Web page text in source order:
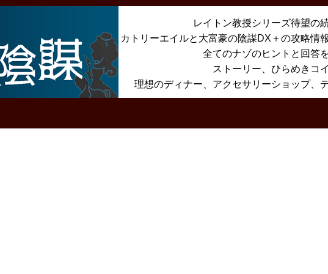
レイトン教授シリーズ待望の
カトリーエイルと大富豪の陰謀DX＋の攻略情
全てのナゾのヒントと回答
ストーリー、ひらめきコ
理想のディナー、アクセサリーショップ、